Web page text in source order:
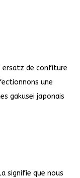
ersatz de confiture
une
gakusei japonais
signifie que nous